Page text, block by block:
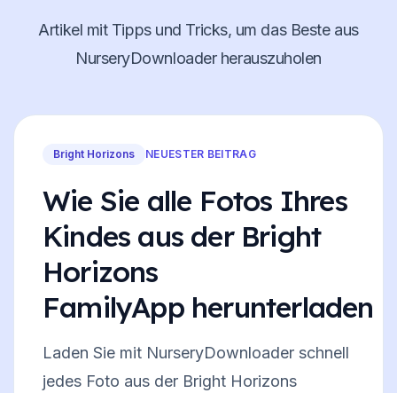
Artikel mit Tipps und Tricks, um das Beste aus
NurseryDownloader herauszuholen
Bright Horizons NEUESTER BEITRAG
Wie Sie alle Fotos Ihres
Kindes aus der Bright
Horizons
FamilyApp herunterladen
Laden Sie mit NurseryDownloader schnell
jedes Foto aus der Bright Horizons